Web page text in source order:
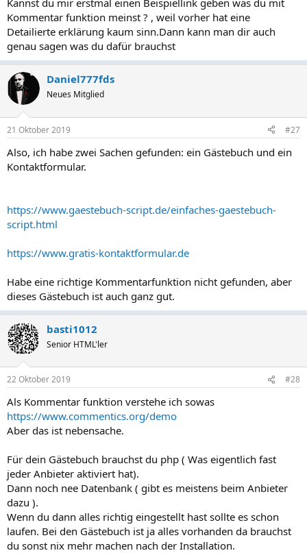
Kannst du mir erstmal einen Beispiellink geben was du mit
Kommentar funktion meinst ? , weil vorher hat eine
Detailierte erklärung kaum sinn.Dann kann man dir auch
genau sagen was du dafür brauchst
Daniel777fds
Neues Mitglied
21 Oktober 2019 #27
Also, ich habe zwei Sachen gefunden: ein Gästebuch und ein
Kontaktformular.
https://www.gaestebuch-script.de/einfaches-gaestebuch-
script.html
https://www.gratis-kontaktformular.de
Habe eine richtige Kommentarfunktion nicht gefunden, aber
dieses Gästebuch ist auch ganz gut.
basti1012
Senior HTML'ler
22 Oktober 2019 #28
Als Kommentar funktion verstehe ich sowas
https://www.commentics.org/demo
Aber das ist nebensache.
Für dein Gästebuch brauchst du php ( Was eigentlich fast
jeder Anbieter aktiviert hat).
Dann noch nee Datenbank ( gibt es meistens beim Anbieter
dazu ).
Wenn du dann alles richtig eingestellt hast sollte es schon
laufen. Bei den Gästebuch ist ja alles vorhanden da brauchst
du sonst nix mehr machen nach der Installation.